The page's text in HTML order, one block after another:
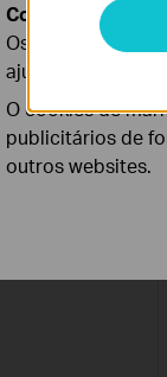
Cookies de
Os cookies de
ajustar a
O cookies de
publicitários de
outros websites.